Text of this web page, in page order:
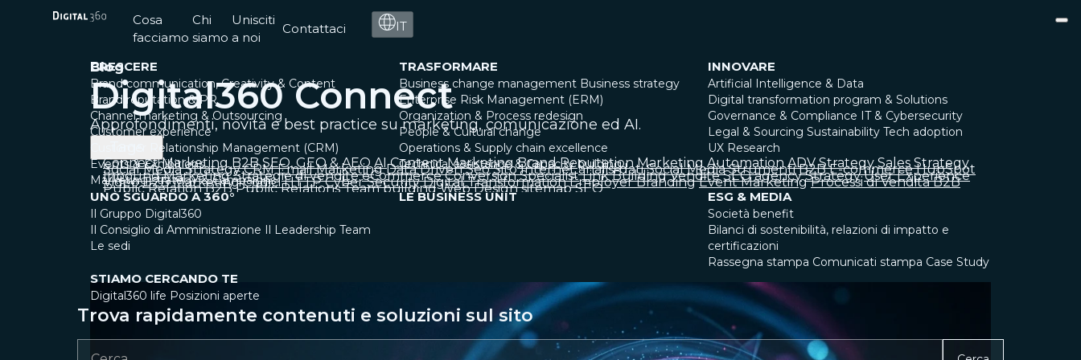
Cosa
facciamo
Chi
siamo
Unisciti
a noi
Contattaci IT
CRESCERE
Brand communication, Creativity & Content
Brand reputation & PR
Channel marketing & Outsourcing
Customer experience
Customer Relationship Management (CRM)
Events & Exhibitions
Marketing strategy & Campaigns
TRASFORMARE
Business change management Business strategy
Enterprise Risk Management (ERM)
Organization & Process redesign
People & Cultural change
Operations & Supply chain excellence
Technical assistance & Capacity building
INNOVARE
Artificial Intelligence & Data
Digital transformation program & Solutions
Governance & Compliance IT & Cybersecurity
Legal & Sourcing Sustainability Tech adoption
UX Research
UNO SGUARDO A 360°
Il Gruppo Digital360
Il Consiglio di Amministrazione Il Leadership Team
Le sedi
LE BUSINESS UNIT ESG & MEDIA
Società benefit
Bilanci di sostenibilità, relazioni di impatto e
certificazioni
Rassegna stampa Comunicati stampa Case Study
STIAMO CERCANDO TE
Digital360 life Posizioni aperte
Trova rapidamente contenuti e soluzioni sul sito
Blog
Digital360 Connect
Approfondimenti, novità e best practice su marketing, comunicazione ed AI.
Connect Marketing B2B SEO, GEO & AEO AI Content Marketing Brand Reputation Marketing Automation ADV Strategy Sales Strategy
Social Media Strategy CRM Email Marketing Data Driven Seo Sito Internet analisi dati Social Media Strumenti B2B E-commerce HubSpot
Inbound Marketing Strategie di vendite eCommerce Conversion Specialist Link Building Vendite SEO agency Strategy User Experience
Video B2B Marketing Codici HTTP Cyber Security Digital Transformation Employer Branding Event Marketing Processi di Vendita B2B
Public Relation B2B Public Relations Team building Web Design sitemap SEO